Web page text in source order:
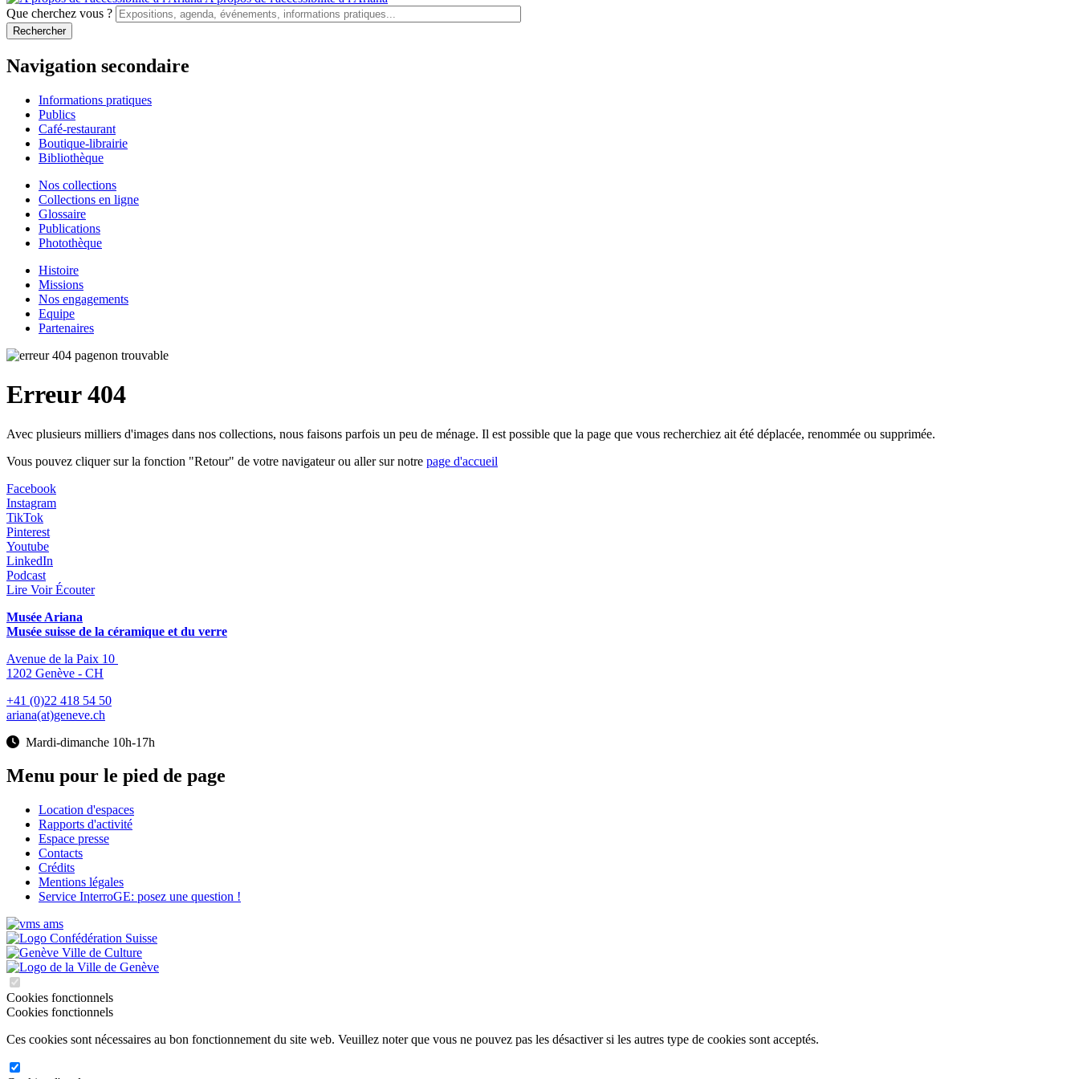
Que cherchez vous ?
Navigation secondaire
Informations pratiques
Publics
Café-restaurant
Boutique-librairie
Bibliothèque
Nos collections
Collections en ligne
Glossaire
Publications
Photothèque
Histoire
Missions
Nos engagements
Equipe
Partenaires
Erreur 404
Avec plusieurs milliers d'images dans nos collections, nous faisons parfois un peu de ménage. Il est possible que la page que vous recherchiez ait été déplacée, renommée ou supprimée.
Vous pouvez cliquer sur la fonction "Retour" de votre navigateur ou aller sur notre page d'accueil
Facebook
Instagram
TikTok
Pinterest
Youtube
LinkedIn
Podcast
Lire Voir Écouter
Musée Ariana
Musée suisse de la céramique et du verre
Avenue de la Paix 10
1202 Genève - CH
+41 (0)22 418 54 50
ariana(at)geneve.ch
Mardi-dimanche 10h-17h
Menu pour le pied de page
Location d'espaces
Rapports d'activité
Espace presse
Contacts
Crédits
Mentions légales
Service InterroGE: posez une question !
Cookies fonctionnels
Cookies fonctionnels
Ces cookies sont nécessaires au bon fonctionnement du site web. Veuillez noter que vous ne pouvez pas les désactiver si les autres type de cookies sont acceptés.